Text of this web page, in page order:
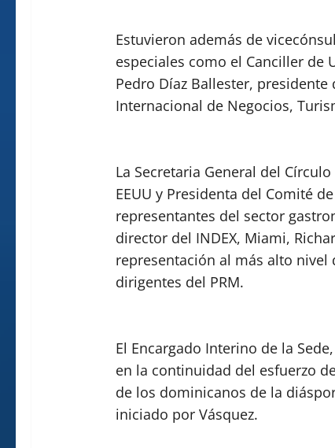
Estuvieron además de
especiales como el Canciller de
Pedro Díaz Ballester,
Internacional de Negocios,
La Secretaria General del
EEUU y Presidenta del Comité
representantes del sector
director del INDEX, Miami,
representación al más alto
dirigentes del PRM.
El Encargado Interino de la
en la continuidad del esfuerzo
de los dominicanos de la
iniciado por Vásquez.